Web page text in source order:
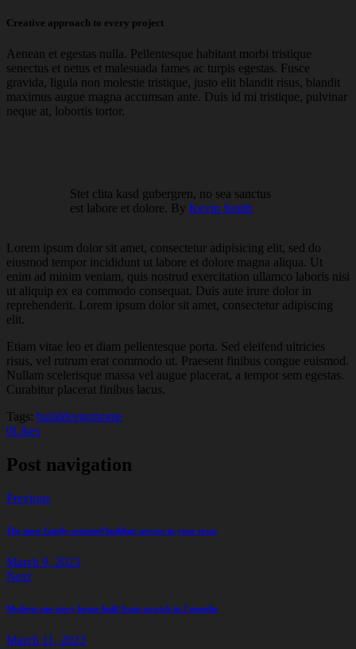
Creative approach to every project
Aenean et egestas nulla. Pellentesque habitant morbi tristique
senectus et netus et malesuada fames ac turpis egestas. Fusce
gravida, ligula non molestie tristique, justo elit blandit risus, blandit
maximus augue magna accumsan ante. Duis id mi tristique, pulvinar
neque at, lobortis tortor.
Stet clita kasd gubergren, no sea sanctus
est labore et dolore. By Kevin Smith
Lorem ipsum dolor sit amet, consectetur adipisicing elit, sed do
eiusmod tempor incididunt ut labore et dolore magna aliqua. Ut
enim ad minim veniam, quis nostrud exercitation ullamco laboris nisi
ut aliquip ex ea commodo consequat. Duis aute irure dolor in
reprehenderit. Lorem ipsum dolor sit amet, consectetur adipiscing
elit.
Etiam vitae leo et diam pellentesque porta. Sed eleifend ultricies
risus, vel rutrum erat commodo ut. Praesent finibus congue euismod.
Nullam scelerisque massa vel augue placerat, a tempor sem egestas.
Curabitur placerat finibus lacus.
Tags: builddesignhome
0Likes
Post navigation
Previous
The most family-oriented building service in your town
March 9, 2023
Next
Modern one-story house built from scratch in 2 months
March 11, 2023